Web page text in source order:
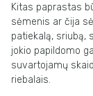
Kitas paprastas
sėmenis ar čija
patiekalą, sriubą,
jokio papildomo
suvartojamų
riebalais.